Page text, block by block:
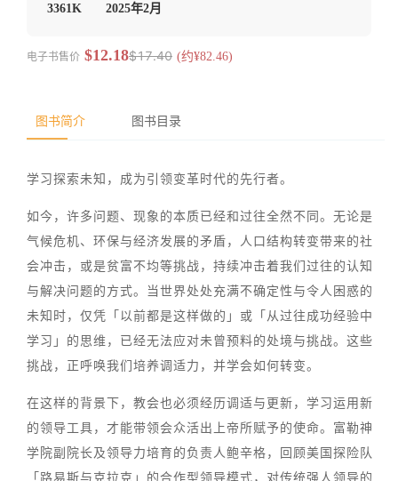
3361K 2025年2月
电子书售价 $12.18$17.40 (约¥82.46)
图书简介 图书目录
学习探索未知，成为引领变革时代的先行者。
如今，许多问题、现象的本质已经和过往全然不同。无论是
气候危机、环保与经济发展的矛盾，人口结构转变带来的社
会冲击，或是贫富不均等挑战，持续冲击着我们过往的认知
与解决问题的方式。当世界处处充满不确定性与令人困惑的
未知时，仅凭「以前都是这样做的」或「从过往成功经验中
学习」的思维，已经无法应对未曾预料的处境与挑战。这些
挑战，正呼唤我们培养调适力，并学会如何转变。
在这样的背景下，教会也必须经历调适与更新，学习运用新
的领导工具，才能带领会众活出上帝所赋予的使命。富勒神
学院副院长及领导力培育的负责人鲍辛格，回顾美国探险队
「路易斯与克拉克」的合作型领导模式，对传统强人领导的